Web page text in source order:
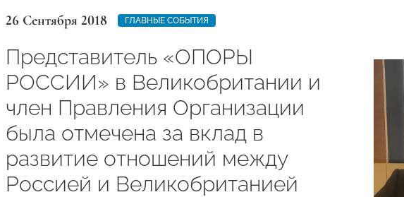
26 Сентября 2018 ГЛАВНЫЕ СОБЫТИЯ
Представитель «ОПОРЫ
РОССИИ» в Великобритании и
член Правления Организации
была отмечена за вклад в
развитие отношений между
Россией и Великобританией